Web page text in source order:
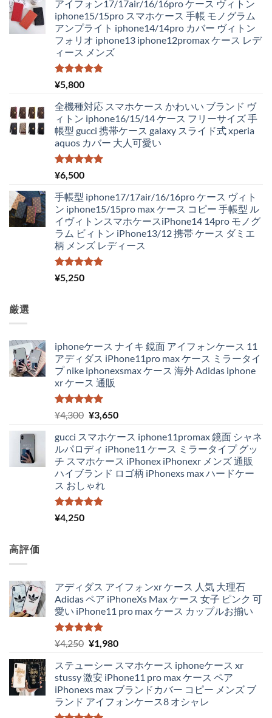
価
格
は
¥4,250
で
し
の
価
格
は
アイフォン17/17air/16/16pro ケース ヴィトン
iphone15/15pro スマホケース 手帳 モノグラム
アンプライト iphone14/14pro カバー ヴィトン
フォリオ iphone13 iphone12promax ケース レデ
ィース メンズ
5段階中
5.00
¥5,800
全機種対応 スマホケース かわいい ブランド ヴ
ィトン iphone16/15/14 ケース フリーサイズ 手
帳型 gucci 携帯ケース galaxy スライド式 xperia
aquos カバー 大人可愛い
5段階中
5.00
¥6,500
手帳型 iphone17/17air/16/16pro ケース ヴィト
ン iphone15/15pro max ケース コピー 手帳型 ル
イヴィトンスマホケースiPhone14 14pro モノグ
ラム ビィトン iPhone13/12 携帯 ケース ダミエ
柄 メンズ レディース
5段階中
5.00
¥5,250
厳選
iphoneケース ナイキ 鏡面 アイフォンケース 11
アディダス iPhone11pro max ケース ミラータイ
プ nike iphonexsmax ケース 海外 Adidas iphone
xr ケース 通販
5段階中
5.00
の評価
¥4,300 元
価
格
は
¥4,300
で
し
¥3,650現
の
価
格
は
gucci スマホケース iphone11promax 鏡面 シャネ
ルパロディ iPhone11 ケース ミラータイプ グッ
チ スマホケース iPhonex iPhonexr メンズ 通販
ハイブランド ロゴ柄 iPhonexs max ハードケー
ス おしゃれ
5段階中
5.00
¥4,250
高評価
アディダス アイフォンxr ケース 人気 大理石
Adidas ペア iPhoneXs Max ケース 女子 ピンク 可
愛い iPhone11 pro max ケース カップルお揃い
5段階中
5.00
の評価
¥4,250 元
価
格
は
¥4,250
¥1,980現
の
価
格
は
ステューシー スマホケース iphoneケース xr
stussy 激安 iPhone11 pro max ケース ペア
iPhonexs max ブランドカバー コピー メンズ ブ
ランド アイフォンケース8 オシャレ